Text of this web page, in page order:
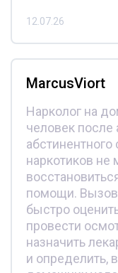
12.07.26
MarcusViort
Нарколог на
человек после
наркотиков не
помощи. Вызов
быстро
провести
назначить
и определить,